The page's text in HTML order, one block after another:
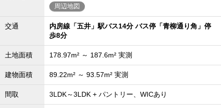
周辺地図
交通
内房線「五井」駅バス14分 バス停「青柳通り角」停
歩8分
土地面積 178.97m² ～ 187.6m² 実測
建物面積 89.22m² ～ 93.57m² 実測
間取 3LDK～3LDK + パントリー、WICあり